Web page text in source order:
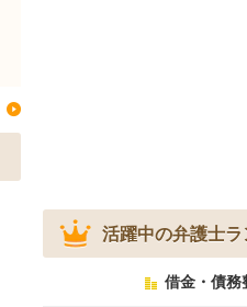
活躍中の弁護士ラ
借金・債務